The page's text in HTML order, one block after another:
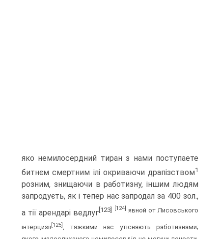
яко немилосердний тиран з нами поступаете
битнєм смертним ілі окриваючи драпізством1
розним, знищаючи в работизну, іншим людям
запродуєть, як і тепер нас запродал за 400 зол.,
а тії арендарі ведлуг [123] [124] явной от Лисовського
інтерцизії[125]
, тяжкими нас утісняють работизнами;